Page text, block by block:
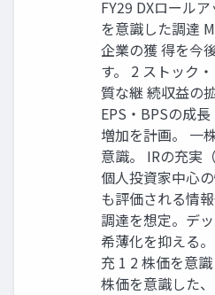
FY29 DXロール
を意識した調達
企業の獲 得を今
す。 2 ストック
質な継 続収益の
EPS・BPSの成
増加を計画。 一
意識。 IRの充実
個人投資家中心
も評価される情
調達を想定。デ
希薄化を抑える
充 1 2 株価を意
株価を意識した